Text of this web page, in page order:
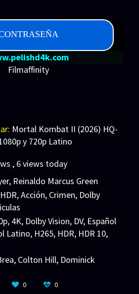
Filmaffinity
Mortal Kombat II (2026) HQ-
y 720p Latino
, 6 views today
, Reinaldo Marcus Green
,Acción, Crimen, Dolby
, 4K, Dolby Vision, DV, Español
Latino, H265, HDR, HDR 10,
, Colton Hill, Dominick
0 0